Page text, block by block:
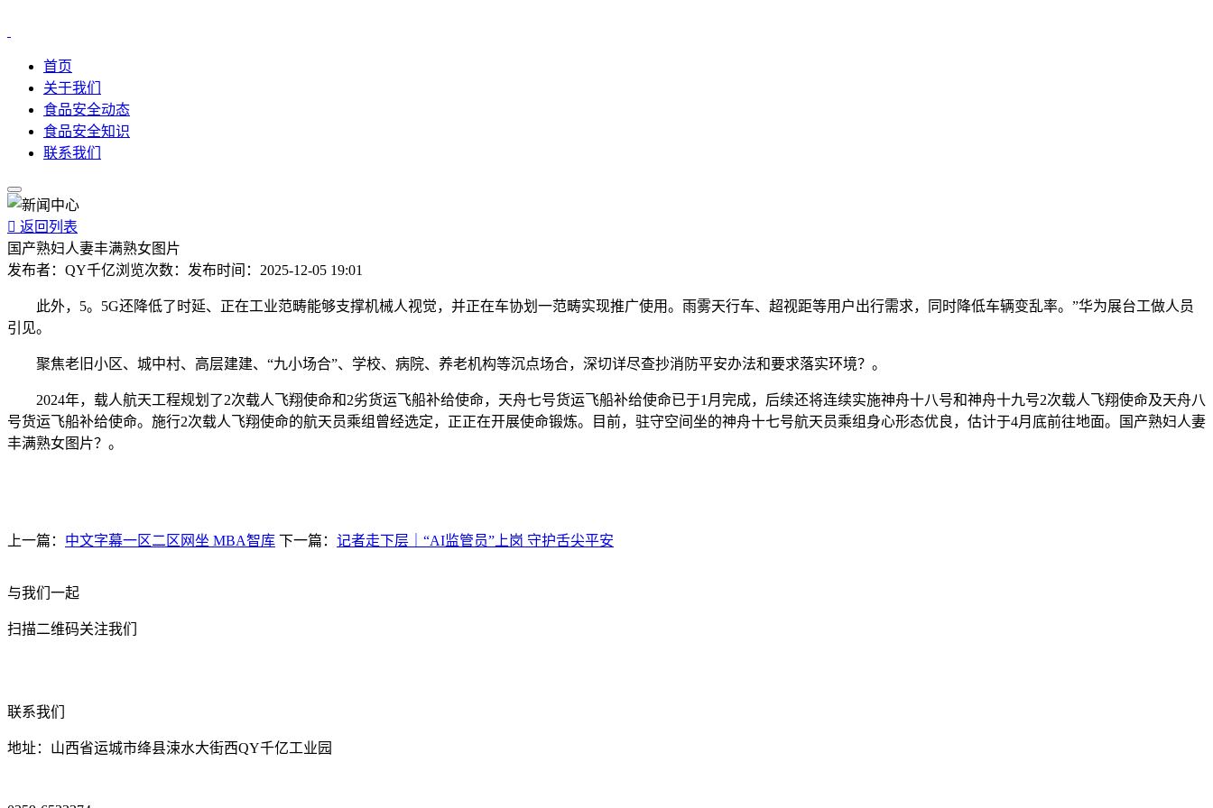
首页
关于我们
食品安全动态
食品安全知识
联系我们
 返回列表
国产熟妇人妻丰满熟女图片
发布者： QY千亿浏览次数： 发布时间： 2025-12-05 19:01
此外，5。5G还降低了时延、正在工业范畴能够支撑机械人视觉，并正在车协划一范畴实现推广使用。雨雾天行车、超视距等用户出行需求，同时降低车辆变乱率。”华为展台工做人员
引见。
聚焦老旧小区、城中村、高层建建、“九小场合”、学校、病院、养老机构等沉点场合，深切详尽查抄消防平安办法和要求落实环境？。
2024年，载人航天工程规划了2次载人飞翔使命和2劣货运飞船补给使命，天舟七号货运飞船补给使命已于1月完成，后续还将连续实施神舟十八号和神舟十九号2次载人飞翔使命及天舟八
号货运飞船补给使命。施行2次载人飞翔使命的航天员乘组曾经选定，正正在开展使命锻炼。目前，驻守空间坐的神舟十七号航天员乘组身心形态优良，估计于4月底前往地面。国产熟妇人妻
丰满熟女图片？。
上一篇： 中文字幕一区二区网坐 MBA智库 下一篇： 记者走下层｜“AI监管员”上岗 守护舌尖平安
与我们一起
扫描二维码关注我们
联系我们
地址：山西省运城市绛县涑水大街西QY千亿工业园